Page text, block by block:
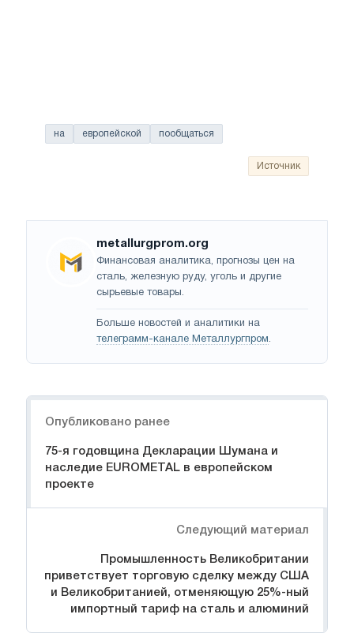
на европейской пообщаться
Источник
metallurgprom.org
Финансовая аналитика, прогнозы цен на
сталь, железную руду, уголь и другие
сырьевые товары.
Больше новостей и аналитики на
телеграмм-канале Металлургпром.
Опубликовано ранее
75-я годовщина Декларации Шумана и
наследие EUROMETAL в европейском
проекте
Следующий материал
Промышленность Великобритании
приветствует торговую сделку между США
и Великобританией, отменяющую 25%-ный
импортный тариф на сталь и алюминий